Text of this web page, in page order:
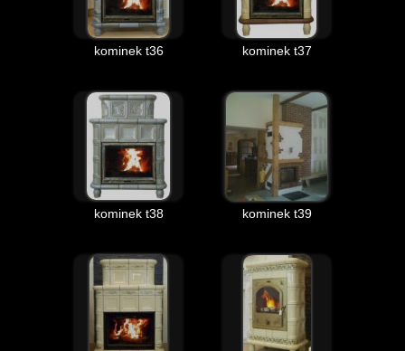
kominek t36 kominek t37
kominek t38 kominek t39